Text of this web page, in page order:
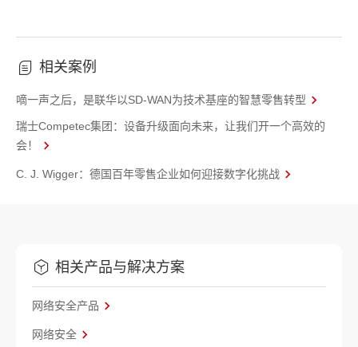
相关案例
嘀一声之后，是联华以SD-WAN为技术基座的智慧零售转型
瑞士Competec集团：设备升级面向未来，让我们开一个高效的
会！
C. J. Wigger：德国百年零售企业如何迎接数字化挑战
相关产品与解决方案
网络安全产品
网络安全